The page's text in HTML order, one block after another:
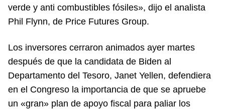
verde y anti combustibles fósiles», dijo el analista
Phil Flynn, de Price Futures Group.
Los inversores cerraron animados ayer martes
después de que la candidata de Biden al
Departamento del Tesoro, Janet Yellen, defendiera
en el Congreso la importancia de que se apruebe
un «gran» plan de apoyo fiscal para paliar los